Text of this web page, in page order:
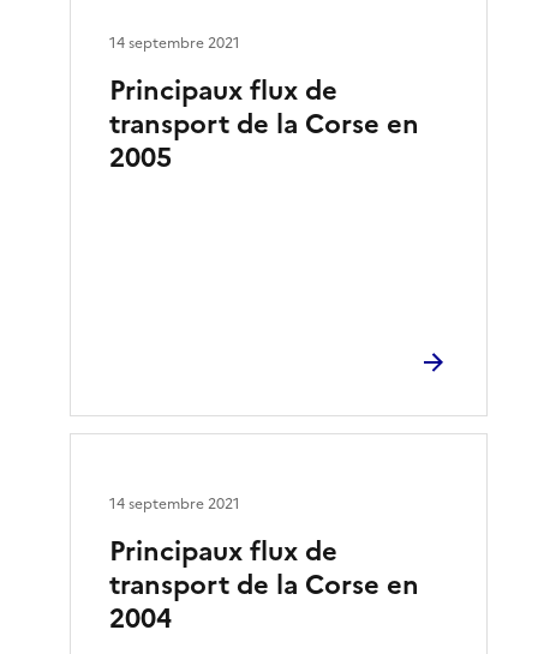
Principaux flux de
transport de la Corse en
2005
14 septembre 2021
Principaux flux de
transport de la Corse en
2004
14 septembre 2021